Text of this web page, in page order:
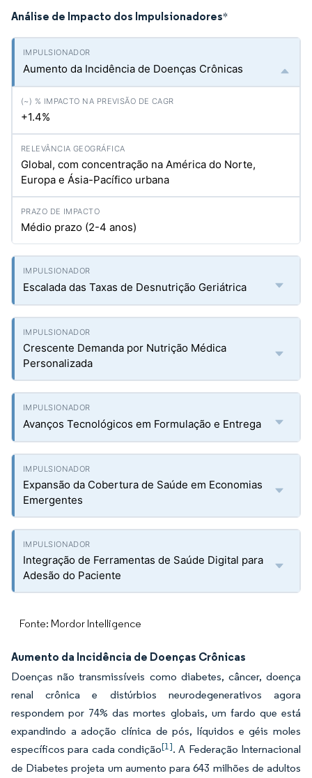
Análise de Impacto dos Impulsionadores*
Aumento da Incidência de Doenças Crônicas
+1.4%
Global, com concentração na América do Norte,
Europa e Ásia-Pacífico urbana
Médio prazo (2-4 anos)
Escalada das Taxas de Desnutrição Geriátrica
Crescente Demanda por Nutrição Médica
Personalizada
Avanços Tecnológicos em Formulação e Entrega
Expansão da Cobertura de Saúde em Economias
Emergentes
Integração de Ferramentas de Saúde Digital para
Adesão do Paciente
Fonte: Mordor Intelligence
Aumento da Incidência de Doenças Crônicas
Doenças não transmissíveis como diabetes, câncer, doença
renal crônica e distúrbios neurodegenerativos agora
respondem por 74% das mortes globais, um fardo que está
expandindo a adoção clínica de pós, líquidos e géis moles
específicos para cada condição[1]. A Federação Internacional
de Diabetes projeta um aumento para 643 milhões de adultos